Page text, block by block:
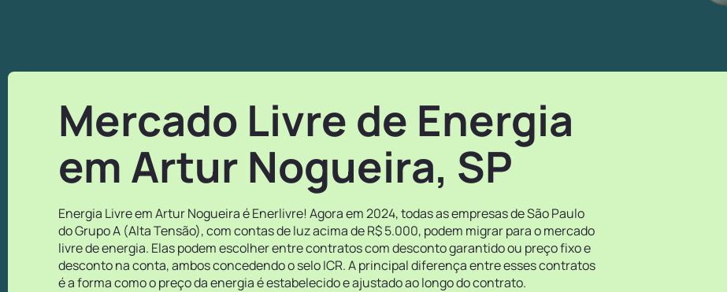
Mercado Livre de Energia
em Artur Nogueira, SP
Energia Livre em Artur Nogueira é Enerlivre! Agora em 2024, todas as empresas de São Paulo
do Grupo A (Alta Tensão), com contas de luz acima de R$ 5.000, podem migrar para o mercado
livre de energia. Elas podem escolher entre contratos com desconto garantido ou preço fixo e
desconto na conta, ambos concedendo o selo ICR. A principal diferença entre esses contratos
é a forma como o preço da energia é estabelecido e ajustado ao longo do contrato.